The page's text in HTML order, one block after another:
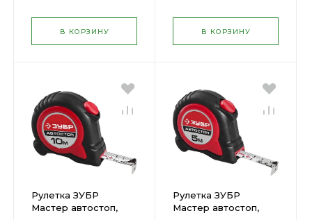
В КОРЗИНУ В КОРЗИНУ
Рулетка ЗУБР
Мастер автостоп,
Рулетка ЗУБР
Мастер автостоп,